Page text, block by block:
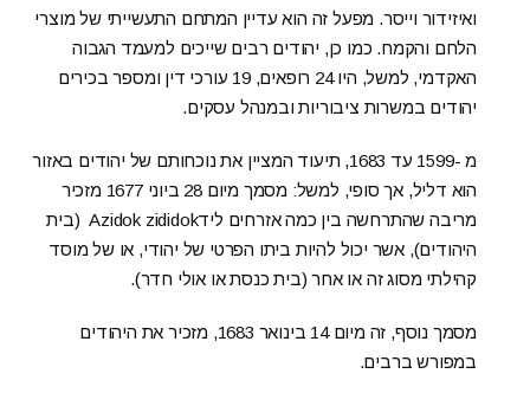
ואיזידור וייסר. מפעל זה הוא עדיין המתחם התעשייתי של מוצרי
הלחם והקמח. כמו כן, יהודים רבים שייכים למעמד הגבוה
האקדמי, למשל, היו 24 רופאים, 19 עורכי דין ומספר בכירים
יהודים במשרות ציבוריות ובמנהל עסקים.
מ -1599 עד 1683, תיעוד המציין את נוכחותם של יהודים באזור
הוא דליל, אך סופי, למשל: מסמך מיום 28 ביוני 1677 מזכיר
מריבה שהתרחשה בין כמה אזרחים לידAzidok zididok (בית
היהודים), אשר יכול להיות ביתו הפרטי של יהודי, או של מוסד
קהילתי מסוג זה או אחר (בית כנסת או אולי חדר).
מסמך נוסף, זה מיום 14 בינואר 1683, מזכיר את היהודים
במפורש ברבים.